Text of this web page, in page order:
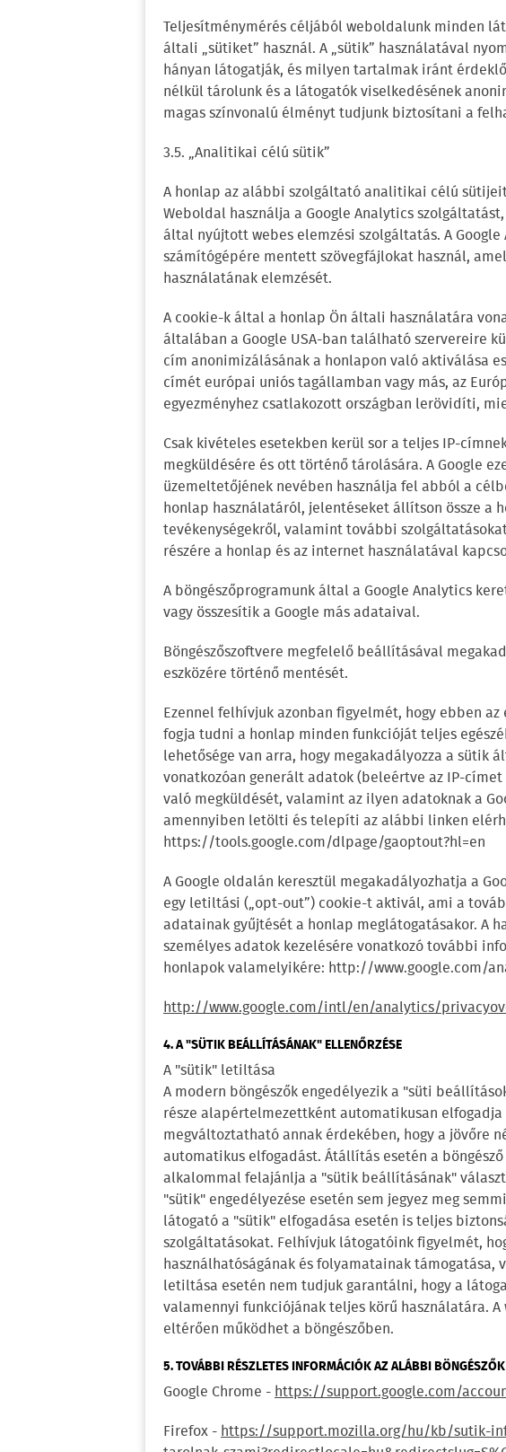
Teljesítménymérés céljából weboldalunk minden
általi „sütiket” használ. A „sütik” használatával
hányan látogatják, és milyen tartalmak iránt
nélkül tárolunk és a látogatók viselkedésének
magas színvonalú élményt tudjunk biztosítani a
3.5. „Analitikai célú sütik”
A honlap az alábbi szolgáltató analitikai célú
Weboldal használja a Google Analytics
által nyújtott webes elemzési szolgáltatás. A Google
számítógépére mentett szövegfájlokat használ,
használatának elemzését.
A cookie-k által a honlap Ön általi használatára
általában a Google USA-ban található szervereire
cím anonimizálásának a honlapon való aktiválása
címét európai uniós tagállamban vagy más, az
egyezményhez csatlakozott országban lerövidíti,
Csak kivételes esetekben kerül sor a teljes IP-
megküldésére és ott történő tárolására. A Google
üzemeltetőjének nevében használja fel abból a
honlap használatáról, jelentéseket állítson össze a
tevékenységekről, valamint további
részére a honlap és az internet használatával
A böngészőprogramunk által a Google Analytics
vagy összesítik a Google más adataival.
Böngészőszoftvere megfelelő beállításával
eszközére történő mentését.
Ezennel felhívjuk azonban figyelmét, hogy ebben
fogja tudni a honlap minden funkcióját teljes
lehetősége van arra, hogy megakadályozza a sütik
vonatkozóan generált adatok (beleértve az IP-címet
való megküldését, valamint az ilyen adatoknak a
amennyiben letölti és telepíti az alábbi linken
https://tools.google.com/dlpage/gaoptout?hl=en
A Google oldalán keresztül megakadályozhatja a
egy letiltási („opt-out”) cookie-t aktivál, ami a
adatainak gyűjtését a honlap meglátogatásakor. A
személyes adatok kezelésére vonatkozó további
honlapok valamelyikére: http://www.google.com/
http://www.google.com/intl/en/analytics/
4. A "SÜTIK BEÁLLÍTÁSÁNAK" ELLENŐRZÉSE
A "sütik" letiltása
A modern böngészők engedélyezik a "süti
része alapértelmezettként automatikusan
megváltoztatható annak érdekében, hogy a jövőre
automatikus elfogadást. Átállítás esetén a
alkalommal felajánlja a "sütik beállításának"
"sütik" engedélyezése esetén sem jegyez meg
látogató a "sütik" elfogadása esetén is teljes
szolgáltatásokat. Felhívjuk látogatóink figyelmét,
használhatóságának és folyamatainak
letiltása esetén nem tudjuk garantálni, hogy a
valamennyi funkciójának teljes körű használatára.
eltérően működhet a böngészőben.
5. TOVÁBBI RÉSZLETES INFORMÁCIÓK AZ ALÁBBI
Google Chrome -https://support.google.com/
Firefox -https://support.mozilla.org/hu/kb/sutik-